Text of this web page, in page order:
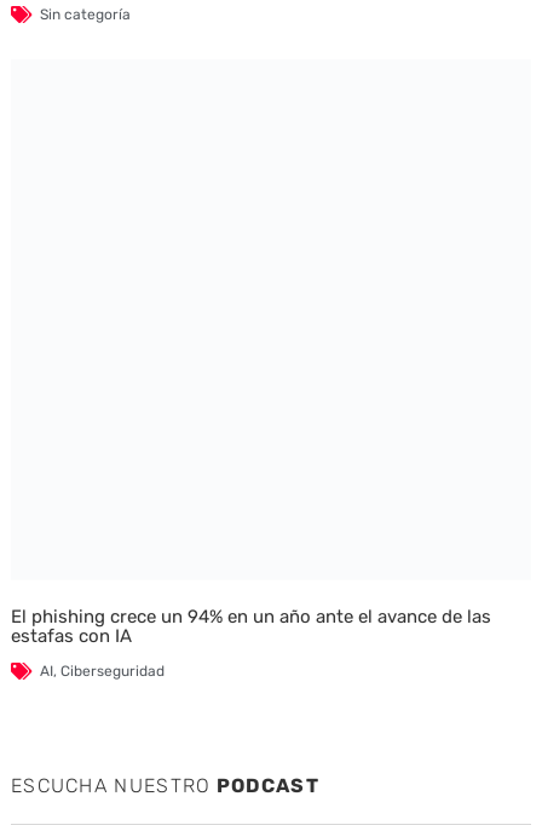
Sin categoría
El phishing crece un 94% en un año ante el avance de las
estafas con IA
AI, Ciberseguridad
ESCUCHA NUESTRO PODCAST